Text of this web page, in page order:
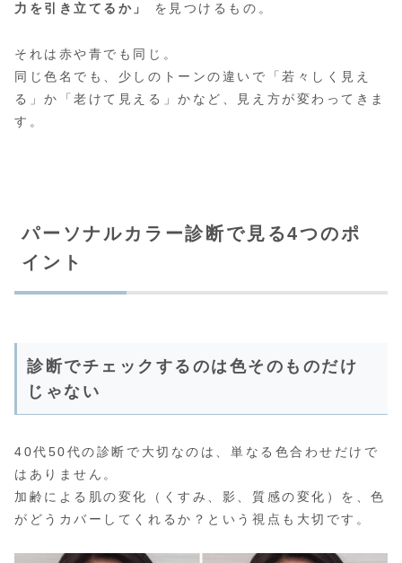
力を引き立てるか」
を見つけるもの。
それは赤や青でも同じ。
同じ色名でも、少しのトーンの違いで「若々しく見え
る」か「老けて見える」かなど、見え方が変わってきま
す。
パーソナルカラー診断で見る4つのポ
イント
診断でチェックするのは色そのものだけ
じゃない
40代50代の診断で大切なのは、単なる色合わせだけで
はありません。
加齢による肌の変化（くすみ、影、質感の変化）を、色
がどうカバーしてくれるか？という視点も大切です。